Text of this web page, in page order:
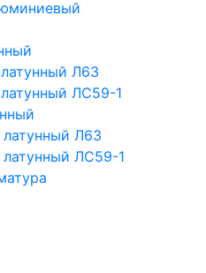
Л63
ЛС59-1
Л63
ЛС59-1